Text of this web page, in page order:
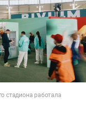
стадиона работала